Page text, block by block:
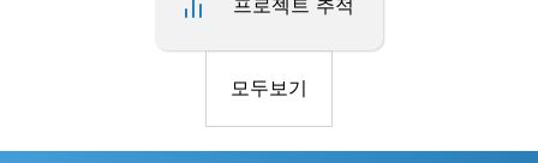
프로젝트 추적
모두보기